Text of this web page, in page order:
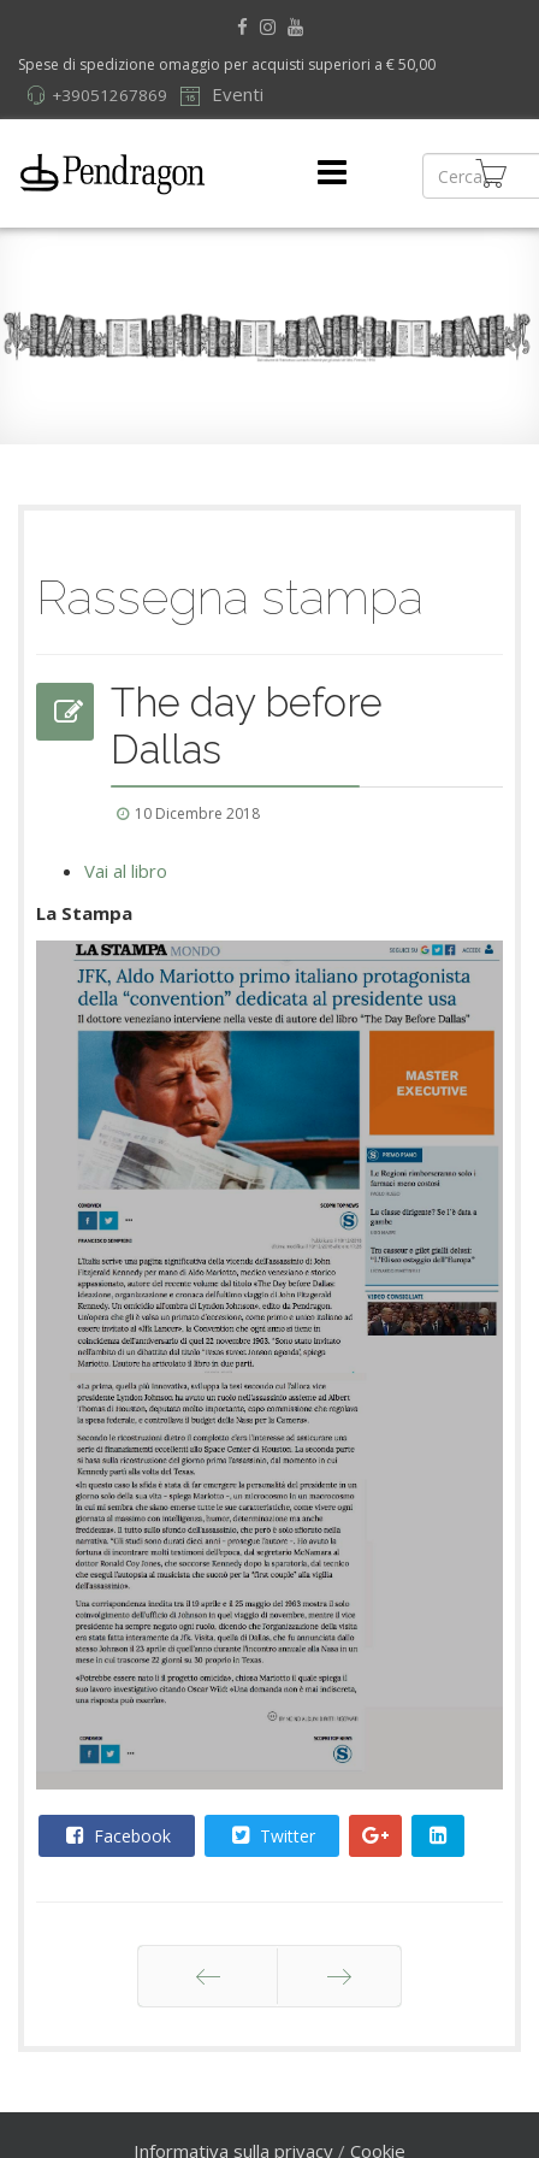
Spese di spedizione omaggio per acquisti superiori a € 50,00
Eventi
+39051267869
Rassegna stampa
The day before
Dallas
10 Dicembre 2018
Vai al libro
La Stampa
Facebook Twitter
Informativa sulla privacy / Cookie